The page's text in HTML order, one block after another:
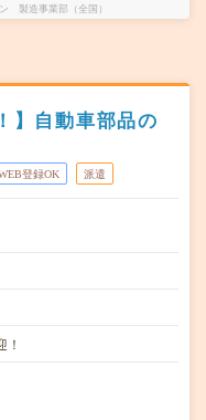
製造事業部（全国）
】自動車部品の
登録OK 派遣